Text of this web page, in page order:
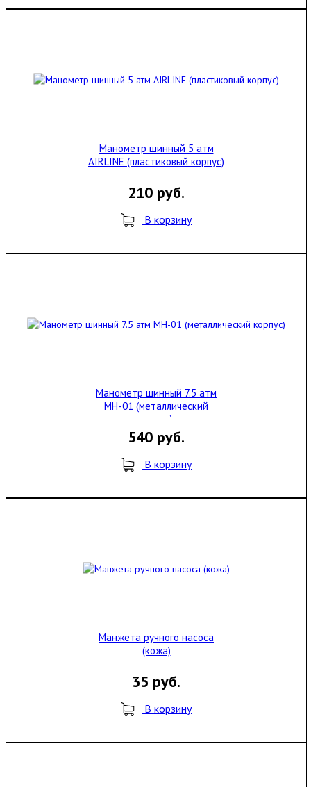
Манометр шинный 5 атм
AIRLINE (пластиковый корпус)
210 руб.
В корзину
Манометр шинный 7.5 атм
MH-01 (металлический
корпус)
540 руб.
В корзину
Манжета ручного насоса
(кожа)
35 руб.
В корзину